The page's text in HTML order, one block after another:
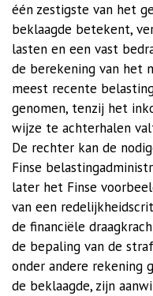
één zestigste van het
beklaagde betekent,
lasten en een vast
de berekening van het
meest recente
genomen, tenzij het
wijze te achterhalen
De rechter kan de
Finse
later het Finse
van een
de financiële
de bepaling van de
onder andere rekening
de beklaagde, zijn